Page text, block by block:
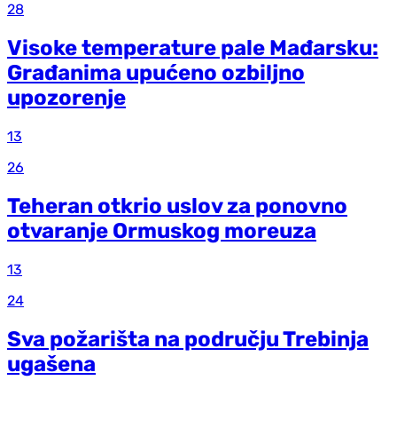
28
Visoke temperature pale Mađarsku:
Građanima upućeno ozbiljno
upozorenje
13
26
Teheran otkrio uslov za ponovno
otvaranje Ormuskog moreuza
13
24
Sva požarišta na području Trebinja
ugašena